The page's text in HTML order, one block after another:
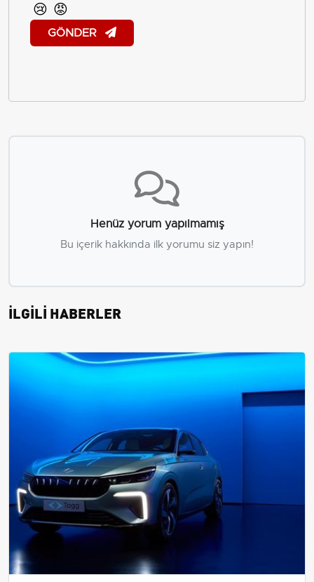
😢 😡
GÖNDER
Henüz yorum yapılmamış
Bu içerik hakkında ilk yorumu siz yapın!
İLGİLİ HABERLER